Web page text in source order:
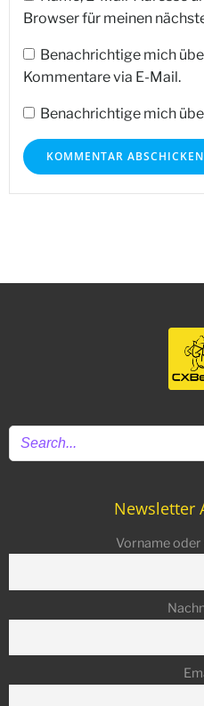
Browser für meinen
Benachrichtige mich
Kommentare via E-Mail.
Benachrichtige mich
Newsletter
Vorname